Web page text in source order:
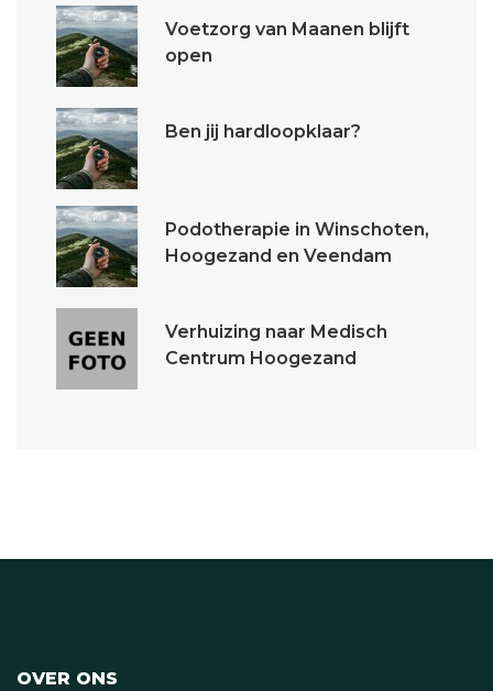
Voetzorg van Maanen blijft
open
Ben jij hardloopklaar?
Podotherapie in Winschoten,
Hoogezand en Veendam
Verhuizing naar Medisch
Centrum Hoogezand
OVER ONS